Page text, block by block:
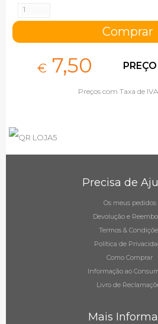
€ 7,50
Preços com Taxa de
Precisa de
Os meus pedidos
Devolução e
Termos &
Política de
Como Comprar
Informação ao
Livro de
Mais